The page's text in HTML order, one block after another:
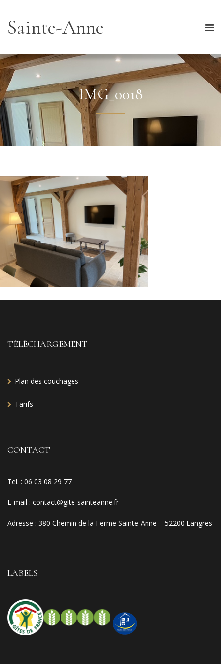
Sainte-Anne
IMG_0018
TÉLÉCHARGEMENT
Plan des couchages
Tarifs
CONTACT
Tel. : 06 03 08 29 77
E-mail : contact@gite-sainteanne.fr
Adresse : 380 Chemin de la Ferme Sainte-Anne – 52200 Langres
LABELS